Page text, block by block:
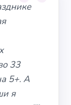
33
5+. А
я